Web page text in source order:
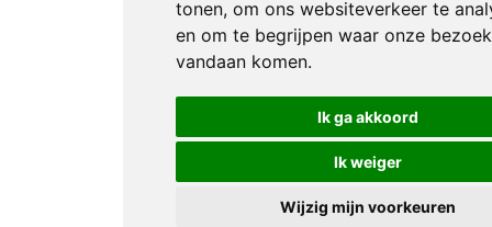
tonen, om ons websiteverkeer te
en om te begrijpen waar onze
vandaan komen.
Ik ga akkoord
Ik weiger
Wijzig mijn voorkeuren